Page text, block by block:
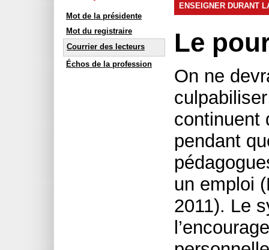
Mot de la présidente
Mot du registraire
Courrier des lecteurs
Échos de la profession
ENSEIGNER DURANT
Le
On ne
continuent
pendant
un emploi
2011). Le